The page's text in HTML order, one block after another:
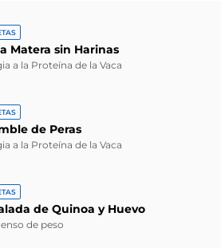
Matera sin Harinas
a la Proteína de la Vaca
de Peras
a la Proteína de la Vaca
de Quinoa y Huevo
de peso